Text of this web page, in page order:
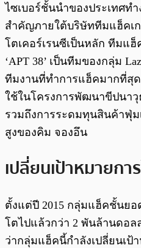
ไซเบอร์ชั้นนำของประเทศท
สำคัญภายใต้บริษัททีมแฮ็คเ
โตเคอร์เรนซีเป็นหลัก ทีมแ
‘APT 38’ เป็นทีมของกลุ่ม
ทีมงานที่ทำการแฮ็คมากที่สุ
ใช้ในโครงการพัฒนาขีปนาวุ
รวมถึงการระดมทุนสินค้าฟุ่
สูงของคิม จองอึน
เปลี่ยนเป้าหมายกา
ตั้งแต่ปี 2015 กลุ่มแฮ็คชั้นยอ
โตไปแล้วกว่า 2 พันล้านดอ
ว่ากลุ่มแฮ็คนี้กำลังเปลี่ยนเป้